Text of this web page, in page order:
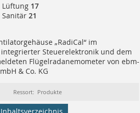
Lüftung 17
21
„RadiCal“ im
Steuerelektronik und dem
Flügelradanemometer von ebm-
& Co. KG
Ressort: Produkte